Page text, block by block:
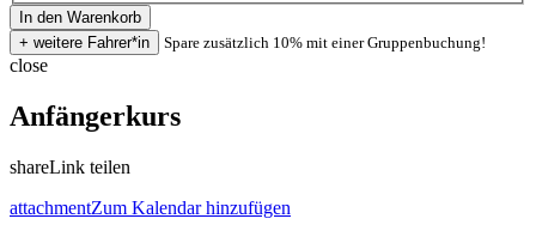
Spare zusätzlich 10% mit einer Gruppenbuchung!
close
Anfängerkurs
shareLink teilen
attachmentZum Kalendar hinzufügen